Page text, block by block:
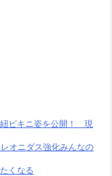
紐ビキニ姿を公開！ 現
オニダス強化みんなの
くなる